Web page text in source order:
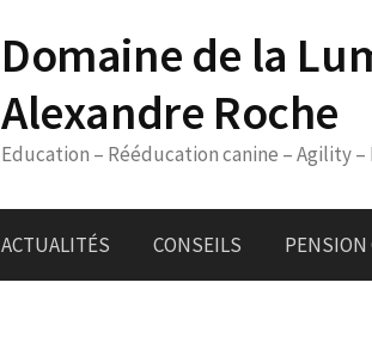
Domaine de la
Alexandre Roche
Education – Rééducation canine – Agility –
ACTUALITÉS CONSEILS PENSION